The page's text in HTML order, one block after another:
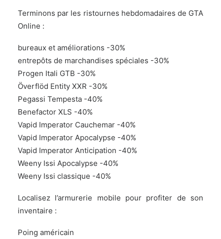
Terminons par les ristournes hebdomadaires de GTA
Online :
bureaux et améliorations -30%
entrepôts de marchandises spéciales -30%
Progen Itali GTB -30%
Överflöd Entity XXR -30%
Pegassi Tempesta -40%
Benefactor XLS -40%
Vapid Imperator Cauchemar -40%
Vapid Imperator Apocalypse -40%
Vapid Imperator Anticipation -40%
Weeny Issi Apocalypse -40%
Weeny Issi classique -40%
Localisez l’armurerie mobile pour profiter de son
inventaire :
Poing américain